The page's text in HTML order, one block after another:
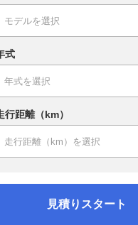
式
行距離（km）
見積りスタート